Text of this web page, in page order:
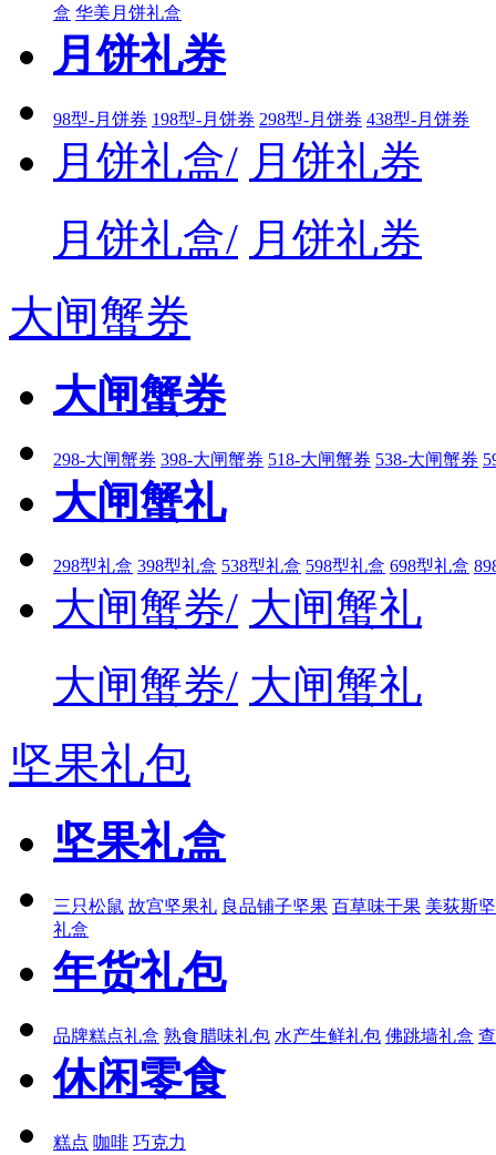
盒 华美月饼礼盒
月饼礼券
98型-月饼券 198型-月饼券 298型-月饼券 438型-月饼券
月饼礼盒/ 月饼礼券
月饼礼盒/ 月饼礼券
大闸蟹券
大闸蟹券
298-大闸蟹券 398-大闸蟹券 518-大闸蟹券 538-大闸蟹券
大闸蟹礼
298型礼盒 398型礼盒 538型礼盒 598型礼盒 698型礼盒
大闸蟹券/ 大闸蟹礼
大闸蟹券/ 大闸蟹礼
坚果礼包
坚果礼盒
三只松鼠 故宫坚果礼 良品铺子坚果 百草味干果 美荻斯
礼盒
年货礼包
品牌糕点礼盒 熟食腊味礼包 水产生鲜礼包 佛跳墙礼盒
休闲零食
糕点 咖啡 巧克力